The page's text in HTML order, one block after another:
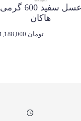
عسل سفید 600 گرمی
هاکان
1,188,000 تومان